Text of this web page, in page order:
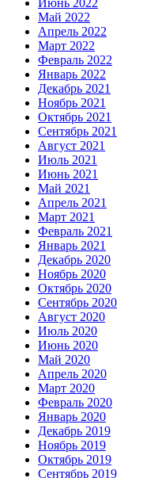
Июнь 2022
Май 2022
Апрель 2022
Март 2022
Февраль 2022
Январь 2022
Декабрь 2021
Ноябрь 2021
Октябрь 2021
Сентябрь 2021
Август 2021
Июль 2021
Июнь 2021
Май 2021
Апрель 2021
Март 2021
Февраль 2021
Январь 2021
Декабрь 2020
Ноябрь 2020
Октябрь 2020
Сентябрь 2020
Август 2020
Июль 2020
Июнь 2020
Май 2020
Апрель 2020
Март 2020
Февраль 2020
Январь 2020
Декабрь 2019
Ноябрь 2019
Октябрь 2019
Сентябрь 2019